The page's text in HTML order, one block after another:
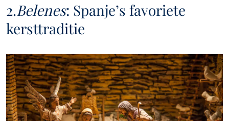
2.Belenes: Spanje’s favoriete
kersttraditie